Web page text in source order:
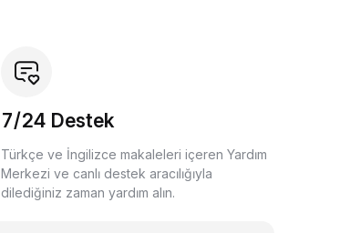
7/24 Destek
Türkçe ve İngilizce makaleleri içeren Yardım
Merkezi ve canlı destek aracılığıyla
dilediğiniz zaman yardım alın.